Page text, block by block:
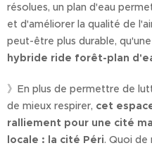
résolues, un plan d'eau
et d'améliorer la qualité de
peut-être plus durable,
hybride ride forêt-plan
》En plus de permettre de
de mieux respirer, cet
ralliement pour une cité
locale : la cité Péri. Quoi de